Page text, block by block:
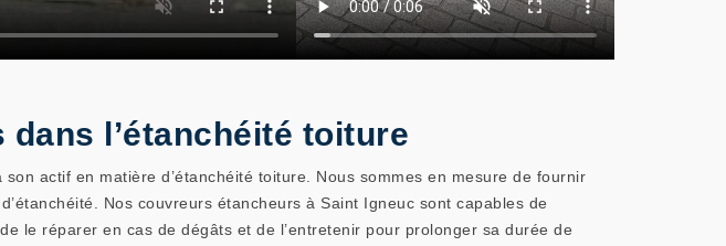
l’étanchéité toiture
actif en matière d’étanchéité toiture. Nous sommes en mesure de fournir
Nos couvreurs étancheurs à Saint Igneuc sont capables de
le réparer en cas de dégâts et de l’entretenir pour prolonger sa durée de